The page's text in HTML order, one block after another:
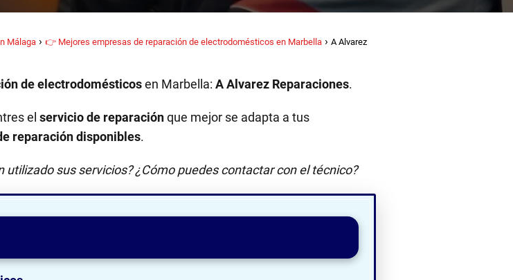
Málaga 👉 Mejores empresas de reparación de electrodomésticos en Marbella
A Alvarez
de electrodomésticosen Marbella: A Alvarez Reparaciones.
el servicio de reparaciónque mejor se adapta a tus
reparación disponibles.
utilizado sus servicios? ¿Cómo puedes contactar con el técnico?